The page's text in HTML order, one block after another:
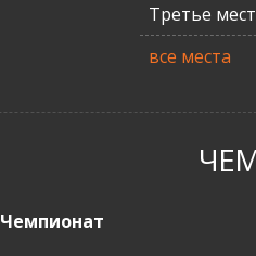
Третье
все места
Чемпионат